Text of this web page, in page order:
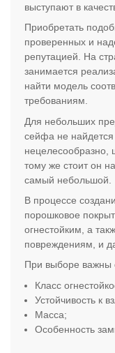
выступают в
Приобретать
проверенных и
репутацией. На
занимается
найти модель
требованиям.
Для небольших
сейфа не найдется
тому же стоит он
самый небольшой.
В процессе
порошковое
огнестойким, а
повреждениям, и
При выборе важны
Класс
Устойчивость к
Масса;
Особенность